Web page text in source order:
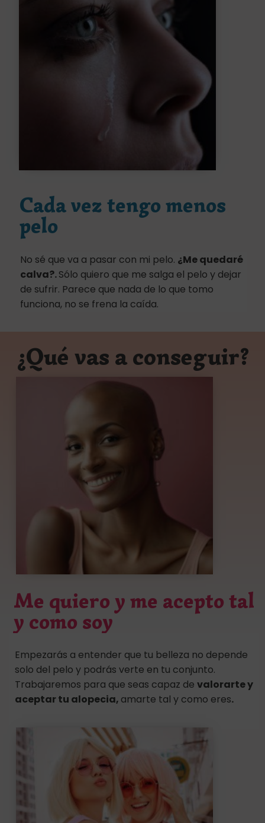
Cada vez tengo menos
pelo
No sé que va a pasar con mi pelo. ¿Me quedaré
calva?.Sólo quiero que me salga el pelo y dejar
de sufrir. Parece que nada de lo que tomo
funciona, no se frena la caída.
¿Qué vas a conseguir?
Me quiero y me acepto tal
y como soy
Empezarás a entender que tu belleza no depende
solo del pelo y podrás verte en tu conjunto.
Trabajaremos para que seas capaz de valorarte y
aceptar tu alopecia, amarte tal y como eres.